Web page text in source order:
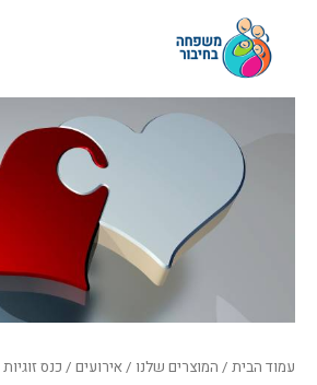
עמוד הבית / המוצרים שלנו /אירועים / כנס זוגיות